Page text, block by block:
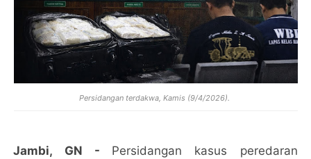
Persidangan terdakwa, Kamis (9/4/2026).
Jambi, GN - Persidangan kasus peredaran